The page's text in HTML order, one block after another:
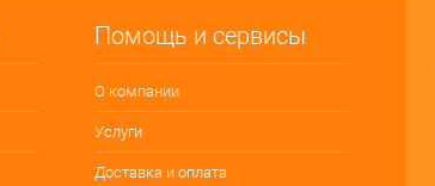
Помощь и сервисы
О компании
Услуги
Доставка и оплата